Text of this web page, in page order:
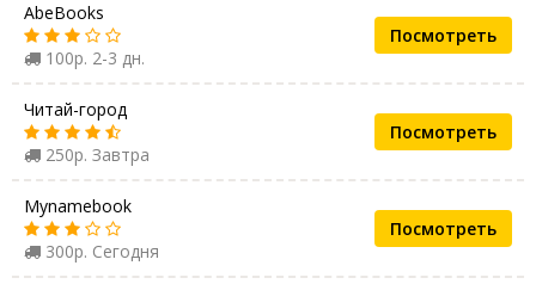
AbeBooks
100р. 2-3 дн.
Посмотреть
Читай-город
250р. Завтра
Посмотреть
Mynamebook
300р. Сегодня
Посмотреть